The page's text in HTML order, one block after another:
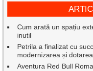
Cum arată un spațiu
inutil
Petrila a finalizat cu
modernizarea și
Aventura Red Bull